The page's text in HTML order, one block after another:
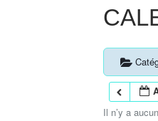
Il n’y a